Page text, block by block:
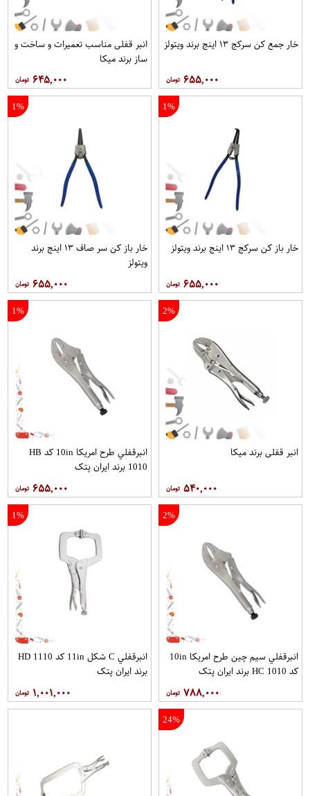
خار جمع کن سرکج ۱۳ اینج برند ویتولز
۶۵۵,۰۰۰
انبر قفلی مناسب تعمیرات و ساخت و
ساز برند میکا
۶۴۵,۰۰۰
1%
خار باز کن سرکج ۱۳ اینج برند ویتولز
۶۵۵,۰۰۰
1%
خار باز کن سر صاف ۱۳ اینج برند
ویتولز
۶۵۵,۰۰۰
2%
انبر قفلی برند میکا
۵۴۰,۰۰۰
1%
انبرقفلي طرح امريكا 10in کد HB
1010 برند ایران پتک
۶۵۵,۰۰۰
2%
انبرقفلي سيم چين طرح امريكا 10in
کد HC 1010 برند ایران پتک
۷۸۸,۰۰۰
1%
انبرقفلي C شکل 11in کد HD 1110
برند ایران پتک
۱,۰۰۱,۰۰۰
24%